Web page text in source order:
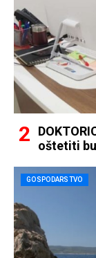
oštetiti
GOSPODARSTVO